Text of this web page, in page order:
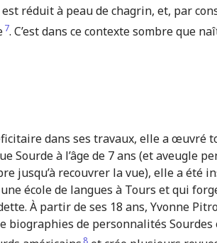
réduit à peau de chagrin, et, par
7. C’est dans ce contexte sombre que
dans ses travaux, elle a œuvré
Sourde à l’âge de 7 ans (et aveugle
jusqu’à recouvrer la vue), elle a été
école de langues à Tours et qui
À partir de ses 18 ans, Yvonne
biographies de personnalités Sourdes
8